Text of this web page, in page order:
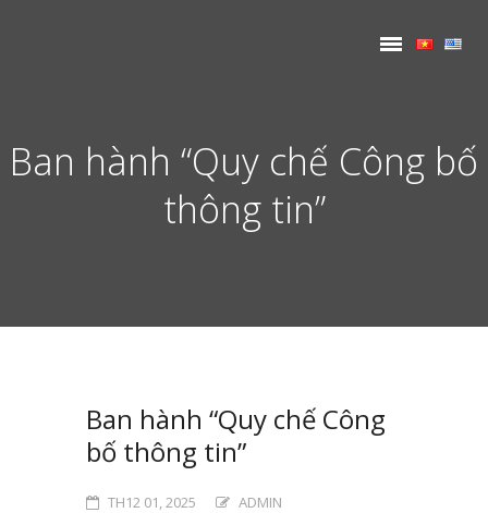
Ban hành “Quy chế Công bố
thông tin”
Ban hành “Quy chế Công
bố thông tin”
TH12 01, 2025
ADMIN